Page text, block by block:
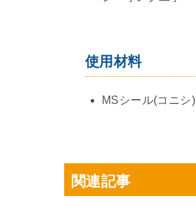
使用材料
MSシール(コニシ)
関連記事